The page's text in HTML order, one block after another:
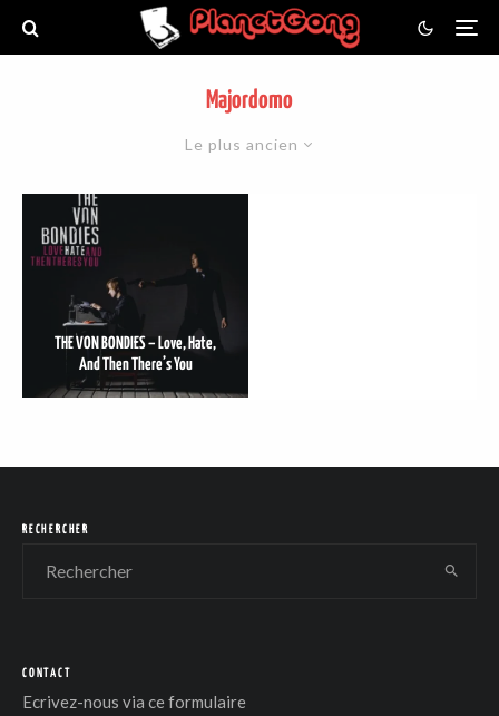
Majordomo
Le plus ancien
THE VON BONDIES – Love, Hate,
And Then There’s You
RECHERCHER
CONTACT
Ecrivez-nous via ce formulaire